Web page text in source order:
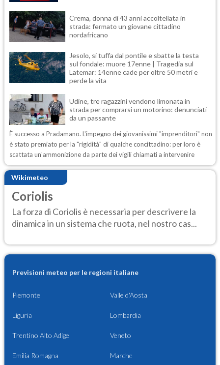
Crema, donna di 43 anni accoltellata in
strada: fermato un giovane cittadino
nordafricano
Jesolo, si tuffa dal pontile e sbatte la testa
sul fondale: muore 17enne | Tragedia sul
Latemar: 14enne cade per oltre 50 metri e
perde la vita
Udine, tre ragazzini vendono limonata in
strada per comprarsi un motorino: denunciati
da un passante
È successo a Pradamano. L'impegno dei giovanissimi "imprenditori" non
è stato premiato per la "rigidità" di qualche concittadino: per loro è
scattata un'ammonizione da parte dei vigili chiamati a intervenire
Wikimeteo
Coriolis
La forza di Coriolis è necessaria per descrivere la
dinamica in un sistema che ruota, nel nostro cas...
Previsioni meteo per le regioni italiane
Piemonte Valle d'Aosta
Liguria Lombardia
Trentino Alto Adige Veneto
Emilia Romagna Marche